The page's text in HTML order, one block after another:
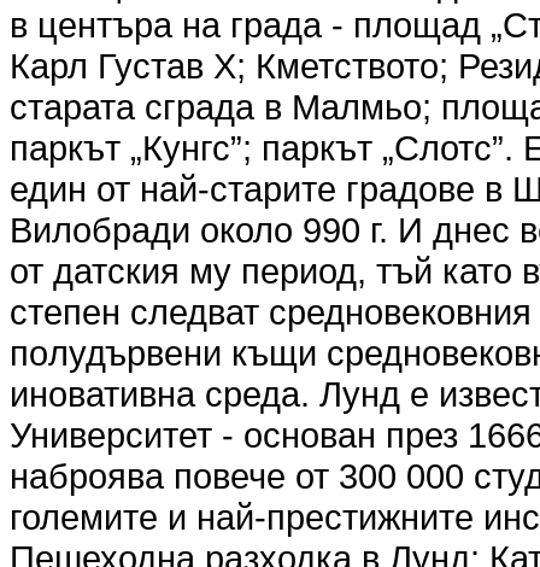
в центъра на града - площад
Карл Густав X; Кметството;
старата сграда в Малмьо;
паркът „Кунгс”; паркът
един от най-старите градове в
Вилобради около 990 г. И днес
от датския му период, тъй като
степен следват
пoлудървени къщи
иновативна среда. Лунд е
Университет - основан през
наброява повече от 300 000
големите и най-престижните
Пешеходна разходка в Лунд: